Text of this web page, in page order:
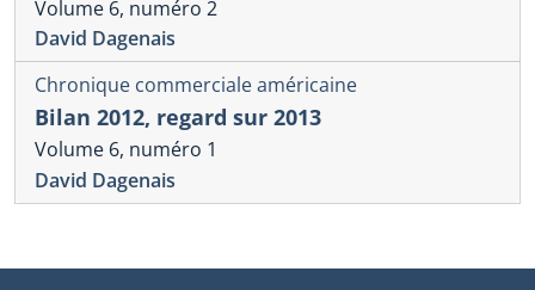
Volume 6, numéro 2
David Dagenais
Chronique commerciale américaine
Bilan 2012, regard sur 2013
Volume 6, numéro 1
David Dagenais